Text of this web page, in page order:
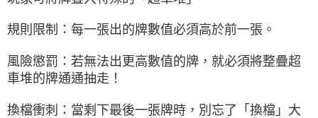
規則限制：每一張出的牌數值必須高於前一張。
風險懲罰：若無法出更高數值的牌，就必須將整疊超
車堆的牌通通抽走！
換檔衝刺：當剩下最後一張牌時，別忘了「換檔」大